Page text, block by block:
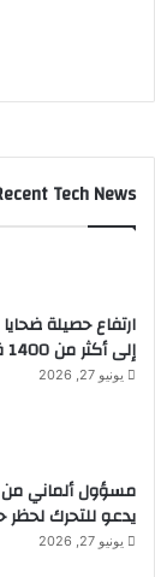
Tech News
ارتفاع حصيلة ضحايا
إلى أكثر من 1400 قتيل
يونيو 27, 2026
مسؤول ألماني
يدعو للتحرك لحظر
يونيو 27, 2026